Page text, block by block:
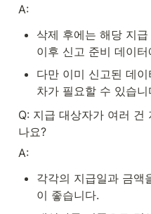
A:
삭제 후에는 해당 지
이후 신고 준비 데이
다만 이미 신고된 데
차가 필요할 수 있습니
Q: 지급 대상자가 여러 건
나요?
A:
각각의 지급일과 금액
이 좋습니다.